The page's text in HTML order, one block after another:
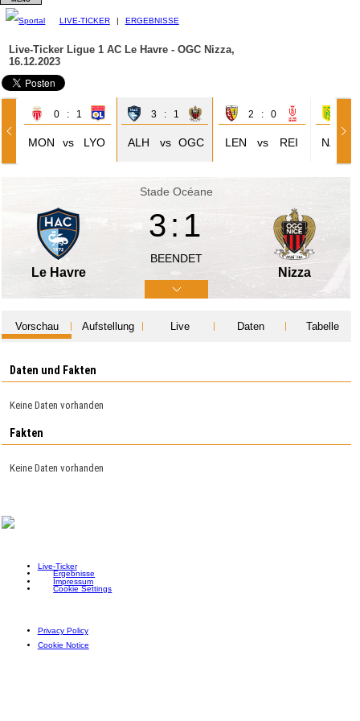
LIVE-TICKER | ERGEBNISSE
Live-Ticker Ligue 1 AC Le Havre - OGC Nizza,
16.12.2023
0 : 1
MON vs LYO
3 : 1
ALH vs OGC
2 : 0
LEN vs REI NAN
Stade Océane
Le Havre
3:1
BEENDET
Nizza
Vorschau Aufstellung Live Daten Tabelle
Daten und Fakten
Keine Daten vorhanden
Fakten
Keine Daten vorhanden
Live-Ticker
Ergebnisse
Impressum
Cookie Settings
Privacy Policy
Cookie Notice